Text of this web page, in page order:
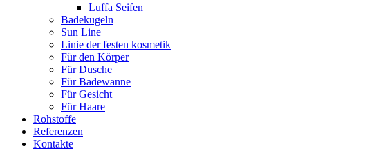
Luffa Seifen
Badekugeln
Sun Line
Linie der festen kosmetik
Für den Körper
Für Dusche
Für Badewanne
Für Gesicht
Für Haare
Rohstoffe
Referenzen
Kontakte